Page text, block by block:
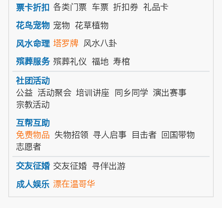
票卡折扣 各类门票 车票 折扣券 礼品卡
花鸟宠物 宠物 花草植物
风水命理 塔罗牌 风水八卦
殡葬服务 殡葬礼仪 福地 寿棺
社团活动
公益 活动聚会 培训讲座 同乡同学 演出赛事
宗教活动
互帮互助
免费物品 失物招领 寻人启事 目击者 回国带物
志愿者
交友征婚 交友征婚 寻伴出游
成人娱乐 漂在温哥华